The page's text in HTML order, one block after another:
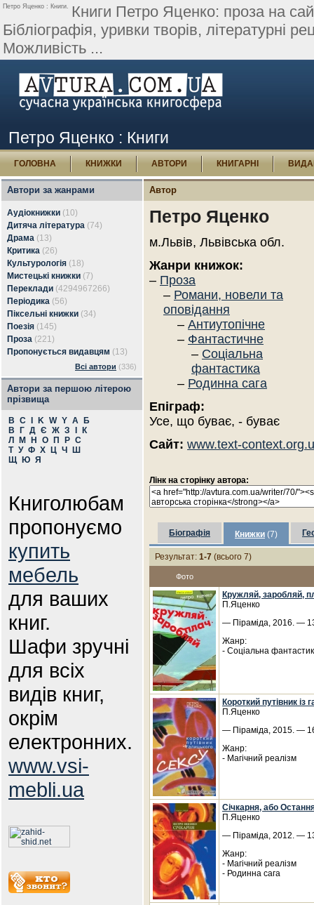
Петро Яценко : Книги. Книги Петро Яценко: проза на
Бібліографія, уривки творів, літературні
Можливість ...
Петро Яценко : Книги
ГОЛОВНА КНИЖКИ АВТОРИ КНИГАРНІ
Автори за жанрами
Аудіокнижки (10)
Дитяча література (74)
Драма (13)
Критика (26)
Культурологія (18)
Мистецькі книжки (7)
Переклади (4294967266)
Періодика (56)
Піксельні книжки (34)
Поезія (145)
Проза (221)
Пропонується видавцям (13)
Всі автори (336)
Автори за першою літерою
прізвища
B C K W Y А
Б
В
Г Д Є Ж З
К
Л
М Н О П Р С
Т У Ф Х Ц Ч
Ш
Щ
Ю Я
Книголюбам
пропонуємо
купить
мебель
для ваших
книг.
Шафи зручні
для всіх
видів книг,
окрім
електронних.
www.vsi-
mebli.ua
Автор
Петро Яценко
м.Львів, Львівська обл.
Жанри книжок:
– Проза
– Романи, новели та
оповідання
– Антиутопічне
– Фантастичне
– Соціальна
фантастика
– Родинна сага
Епіграф:
Усе, що буває, - буває
Сайт: www.text-
Лінк на сторінку автора:
Біографія Книжки (7)
Результат: 1-7 (всього 7)
Фото
Кружляй, заробляй,
П.Яценко
— Піраміда, 2016. —
Жанр:
- Соціальна
Короткий путівник із
П.Яценко
— Піраміда, 2015. —
Жанр:
- Магічний реалізм
Cічкарня, або
П.Яценко
— Піраміда, 2012. —
Жанр:
- Магічний реалізм
- Родинна сага